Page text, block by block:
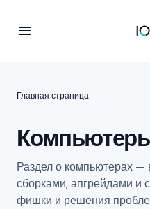
Главная страница
Раздел о компьютерах —
сборками, апгрейдами и
фишки и решения